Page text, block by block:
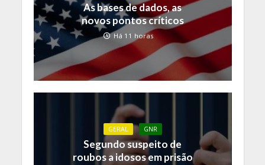
As bases de dados, as
novos pontos críticos
Há 11 horas
GERAL GNR
Segundo suspeito de
roubos a idosos em prisão